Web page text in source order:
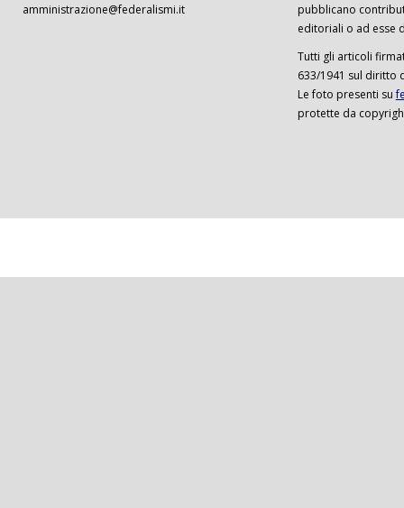
amministrazione@federalismi.it
pubblicano
editoriali o ad esse
Tutti gli articoli
633/1941 sul diritto
Le foto presenti su
protette da